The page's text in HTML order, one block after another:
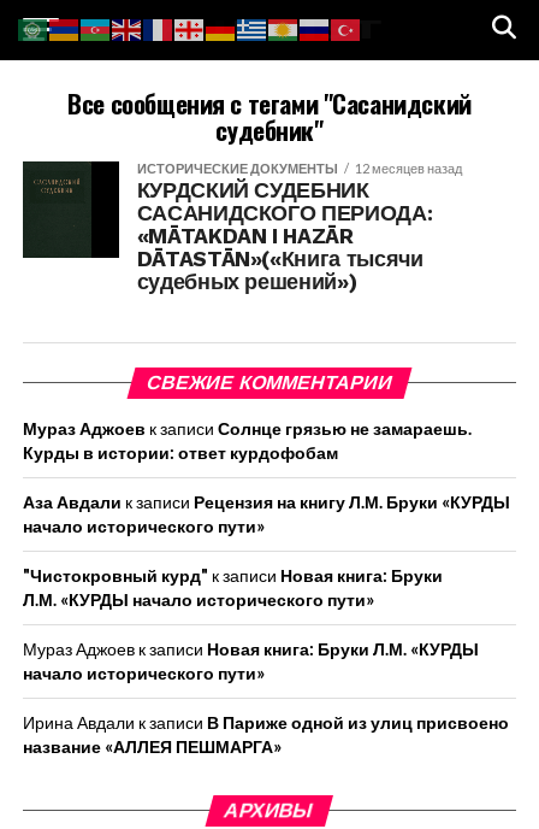
Все сообщения с тегами "Сасанидский
судебник"
ИСТОРИЧЕСКИЕ ДОКУМЕНТЫ 12 месяцев назад
КУРДСКИЙ СУДЕБНИК
САСАНИДСКОГО ПЕРИОДА:
«MĀTAKDAN I HAZĀR
DĀTASTĀN»(«Книга тысячи
судебных решений»)
СВЕЖИЕ КОММЕНТАРИИ
Мураз Аджоев к записи Солнце грязью не замараешь.
Курды в истории: ответ курдофобам
Аза Авдали к записи Рецензия на книгу Л.М. Бруки «КУРДЫ
начало исторического пути»
"Чистокровный курд" к записи Новая книга: Бруки
Л.М. «КУРДЫ начало исторического пути»
Мураз Аджоевк записи Новая книга: Бруки Л.М. «КУРДЫ
начало исторического пути»
Ирина Авдали к записи В Париже одной из улиц присвоено
название «АЛЛЕЯ ПЕШМАРГА»
АРХИВЫ